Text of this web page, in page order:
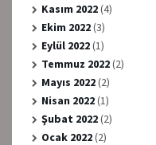
Kasım 2022(4)
Ekim 2022(3)
Eylül 2022(1)
Temmuz 2022(2)
Mayıs 2022(2)
Nisan 2022(1)
Şubat 2022(2)
Ocak 2022(2)